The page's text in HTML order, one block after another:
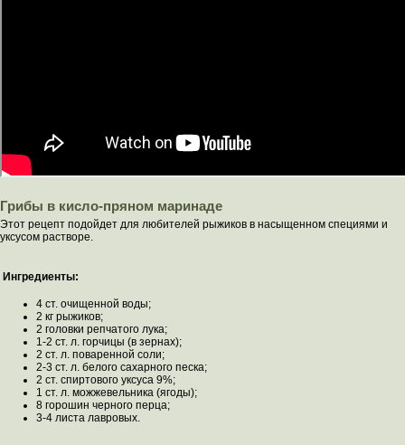
Грибы в кисло-пряном маринаде
Этот рецепт подойдет для любителей рыжиков в насыщенном специями и
уксусом растворе.
Ингредиенты:
4 ст. очищенной воды;
2 кг рыжиков;
2 головки репчатого лука;
1-2 ст. л. горчицы (в зернах);
2 ст. л. поваренной соли;
2-3 ст. л. белого сахарного песка;
2 ст. спиртового уксуса 9%;
1 ст. л. можжевельника (ягоды);
8 горошин черного перца;
3-4 листа лавровых.